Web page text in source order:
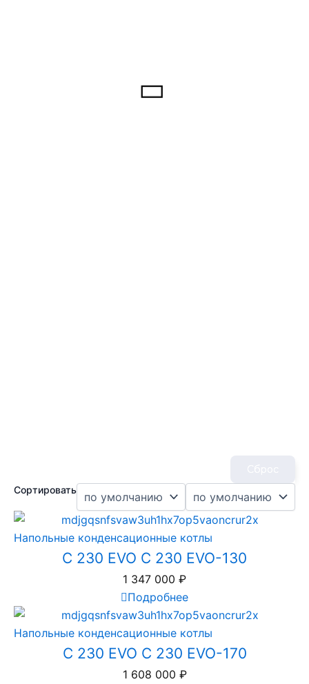
Сортировать
Напольные конденсационные котлы
C 230 EVO C 230 EVO-130
1 347 000 ₽
Подробнее
Напольные конденсационные котлы
C 230 EVO C 230 EVO-170
1 608 000 ₽